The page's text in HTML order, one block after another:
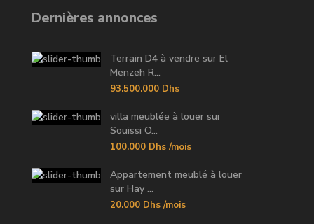
Dernières annonces
Terrain D4 à vendre sur El
Menzeh R...
93.500.000 Dhs
villa meublée à louer sur
Souissi O...
100.000 Dhs /mois
Appartement meublé à louer
sur Hay ...
20.000 Dhs /mois